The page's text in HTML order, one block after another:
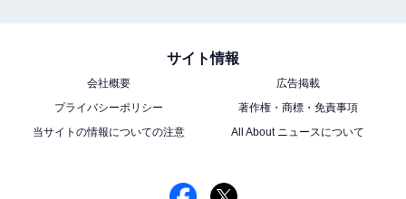
サイト情報
会社概要
広告掲載
プライバシーポリシー
著作権・商標・免責事項
当サイトの情報についての注意
All About ニュースについて